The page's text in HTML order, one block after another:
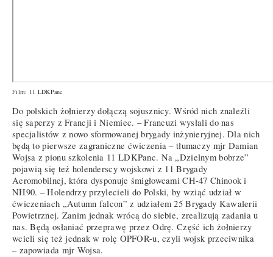
Film: 11 LDKPanc
Do polskich żołnierzy dołączą sojusznicy. Wśród nich znaleźli
się saperzy z Francji i Niemiec. – Francuzi wysłali do nas
specjalistów z nowo sformowanej brygady inżynieryjnej. Dla nich
będą to pierwsze zagraniczne ćwiczenia – tłumaczy mjr Damian
Wojsa z pionu szkolenia 11 LDKPanc. Na „Dzielnym bobrze”
pojawią się też holenderscy wojskowi z 11 Brygady
Aeromobilnej, która dysponuje śmigłowcami CH-47 Chinook i
NH90. – Holendrzy przylecieli do Polski, by wziąć udział w
ćwiczeniach „Autumn falcon” z udziałem 25 Brygady Kawalerii
Powietrznej. Zanim jednak wrócą do siebie, zrealizują zadania u
nas. Będą osłaniać przeprawę przez Odrę. Część ich żołnierzy
wcieli się też jednak w rolę OPFOR-u, czyli wojsk przeciwnika
– zapowiada mjr Wojsa.